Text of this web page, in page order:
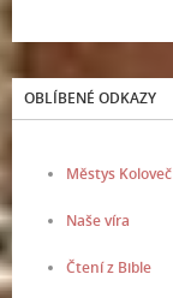
OBLÍBENÉ ODKAZY
Městys Koloveč
Naše víra
Čtení z Bible